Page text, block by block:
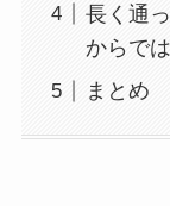
長く通
からで
まとめ